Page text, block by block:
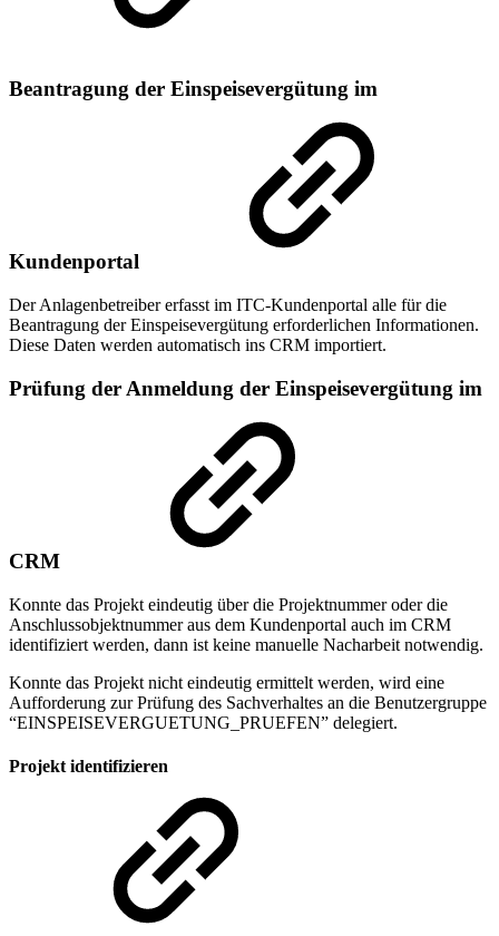
Beantragung der Einspeisevergütung im
Kundenportal
Der Anlagenbetreiber erfasst im ITC-Kundenportal alle für die
Beantragung der Einspeisevergütung erforderlichen Informationen.
Diese Daten werden automatisch ins CRM importiert.
Prüfung der Anmeldung der Einspeisevergütung im
CRM
Konnte das Projekt eindeutig über die Projektnummer oder die
Anschlussobjektnummer aus dem Kundenportal auch im CRM
identifiziert werden, dann ist keine manuelle Nacharbeit notwendig.
Konnte das Projekt nicht eindeutig ermittelt werden, wird eine
Aufforderung zur Prüfung des Sachverhaltes an die Benutzergruppe
“EINSPEISEVERGUETUNG_PRUEFEN” delegiert.
Projekt identifizieren